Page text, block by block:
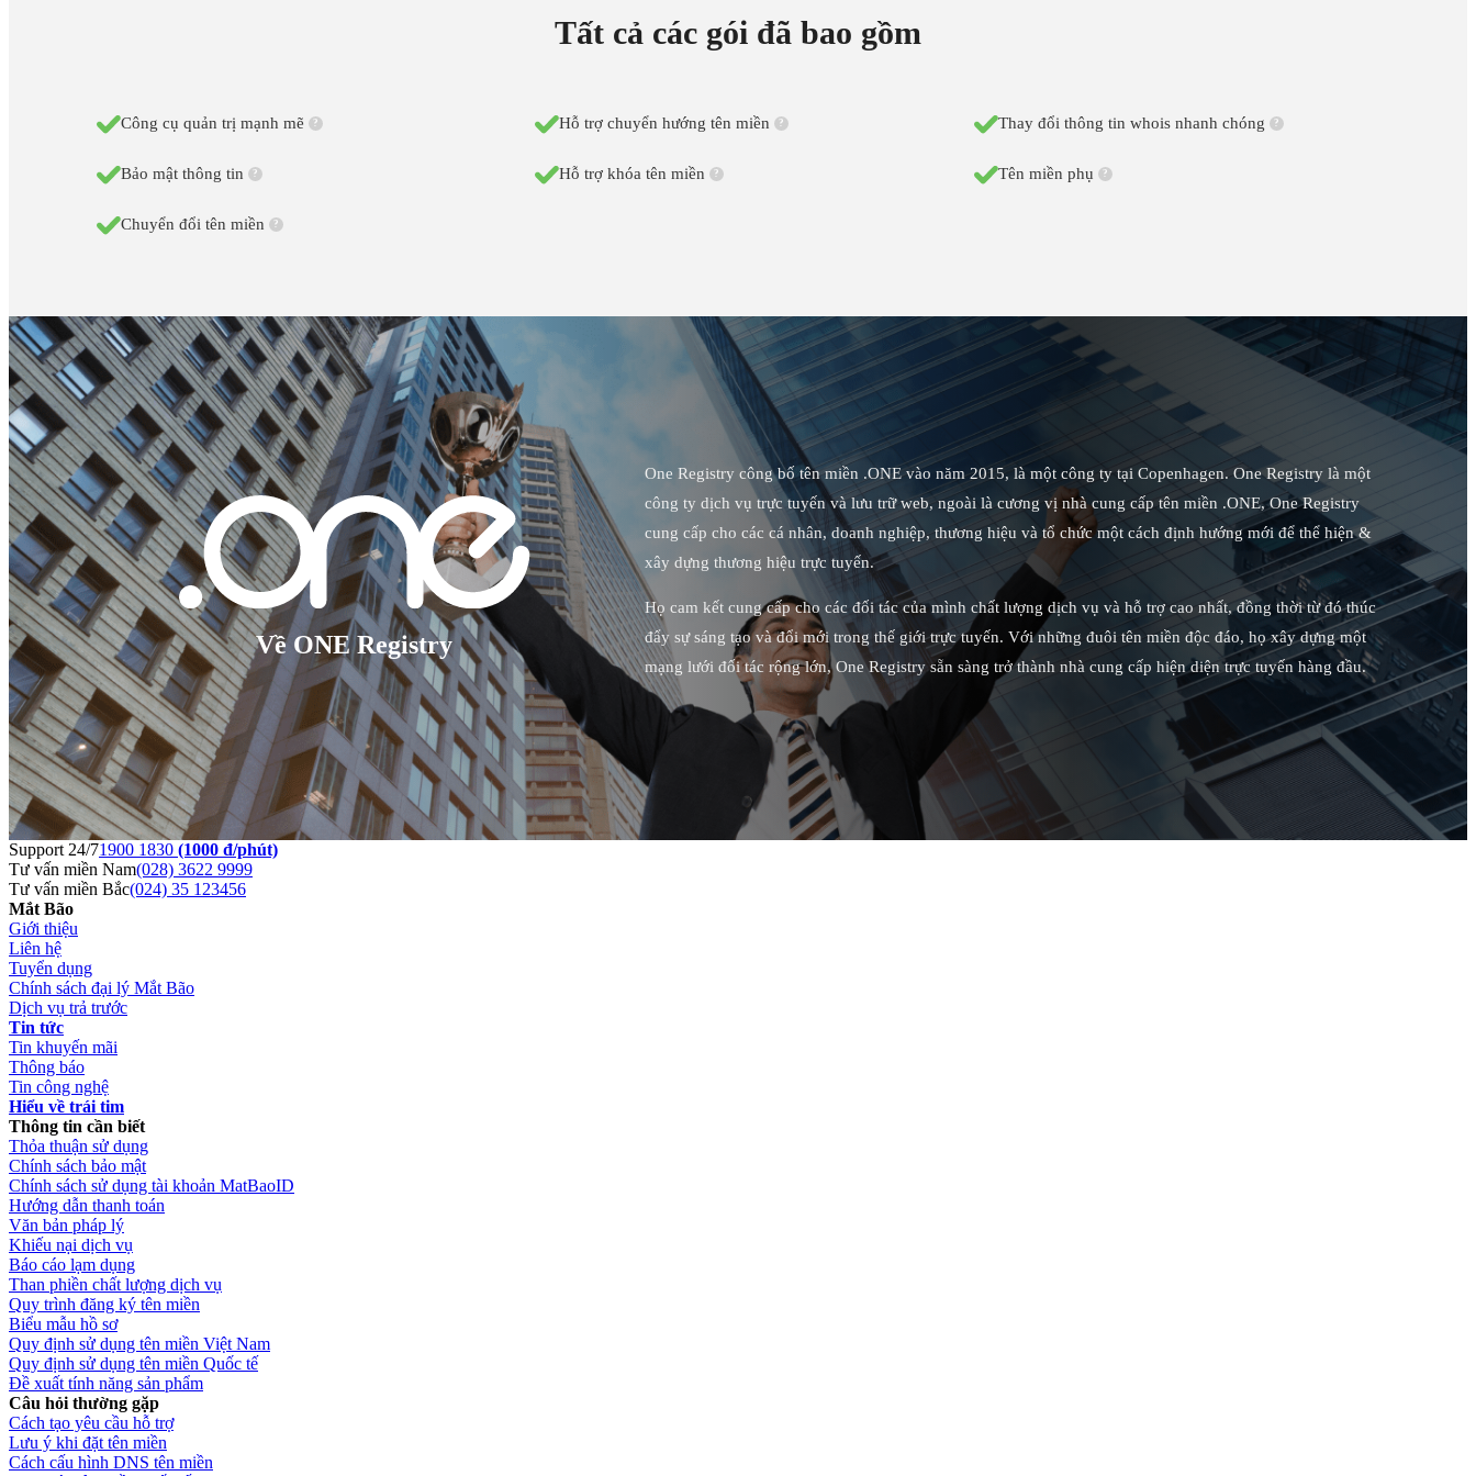
Tất cả các gói đã bao gồm
Công cụ quản trị mạnh mẽ ? Hỗ trợ chuyển hướng tên miền ? Thay đổi thông tin whois nhanh chóng ?
Bảo mật thông tin ? Hỗ trợ khóa tên miền ? Tên miền phụ ?
Chuyển đổi tên miền ?
Về ONE Registry
One Registry công bố tên miền .ONE vào năm 2015, là một công ty tại Copenhagen. One Registry là một
công ty dịch vụ trực tuyến và lưu trữ web, ngoài là cương vị nhà cung cấp tên miền .ONE, One Registry
cung cấp cho các cá nhân, doanh nghiệp, thương hiệu và tổ chức một cách định hướng mới để thể hiện &
xây dựng thương hiệu trực tuyến.
Họ cam kết cung cấp cho các đối tác của mình chất lượng dịch vụ và hỗ trợ cao nhất, đồng thời từ đó thúc
đẩy sự sáng tạo và đổi mới trong thế giới trực tuyến. Với những đuôi tên miền độc đáo, họ xây dựng một
mạng lưới đối tác rộng lớn, One Registry sẵn sàng trở thành nhà cung cấp hiện diện trực tuyến hàng đầu.
Support 24/71900 1830 (1000 đ/phút)
Tư vấn miền Nam(028) 3622 9999
Tư vấn miền Bắc(024) 35 123456
Mắt Bão
Giới thiệu
Liên hệ
Tuyển dụng
Chính sách đại lý Mắt Bão
Dịch vụ trả trước
Tin tức
Tin khuyến mãi
Thông báo
Tin công nghệ
Hiểu về trái tim
Thông tin cần biết
Thỏa thuận sử dụng
Chính sách bảo mật
Chính sách sử dụng tài khoản MatBaoID
Hướng dẫn thanh toán
Văn bản pháp lý
Khiếu nại dịch vụ
Báo cáo lạm dụng
Than phiền chất lượng dịch vụ
Quy trình đăng ký tên miền
Biểu mẫu hồ sơ
Quy định sử dụng tên miền Việt Nam
Quy định sử dụng tên miền Quốc tế
Đề xuất tính năng sản phẩm
Câu hỏi thường gặp
Cách tạo yêu cầu hỗ trợ
Lưu ý khi đặt tên miền
Cách cấu hình DNS tên miền